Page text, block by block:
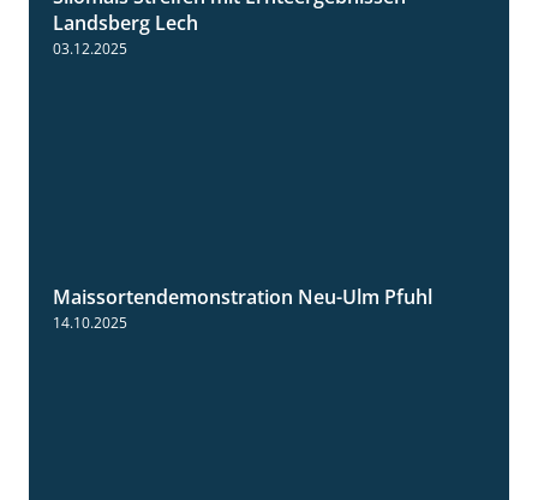
Landsberg Lech
03.12.2025
7:10
Maissortendemonstration Neu-Ulm Pfuhl
14.10.2025